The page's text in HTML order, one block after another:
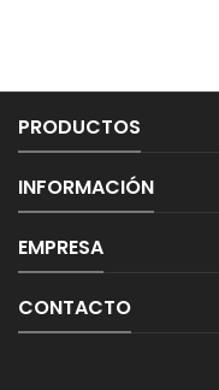
PRODUCTOS
INFORMACIÓN
EMPRESA
CONTACTO